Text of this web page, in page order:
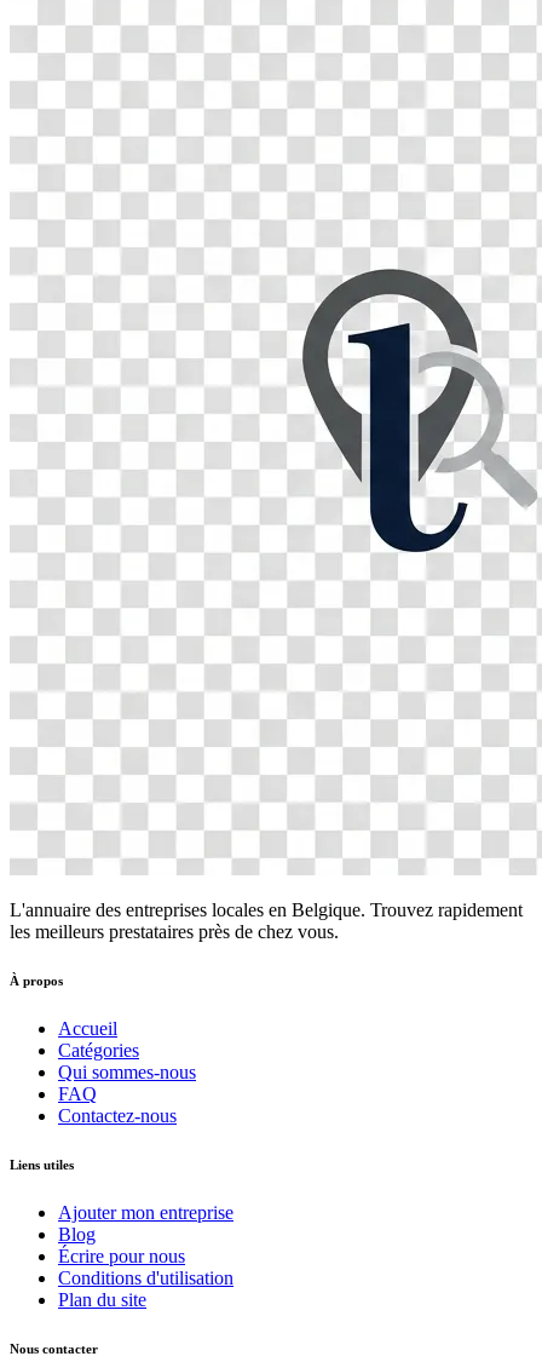
L'annuaire des entreprises locales en Belgique. Trouvez rapidement
les meilleurs prestataires près de chez vous.
À propos
Accueil
Catégories
Qui sommes-nous
FAQ
Contactez-nous
Liens utiles
Ajouter mon entreprise
Blog
Écrire pour nous
Conditions d'utilisation
Plan du site
Nous contacter